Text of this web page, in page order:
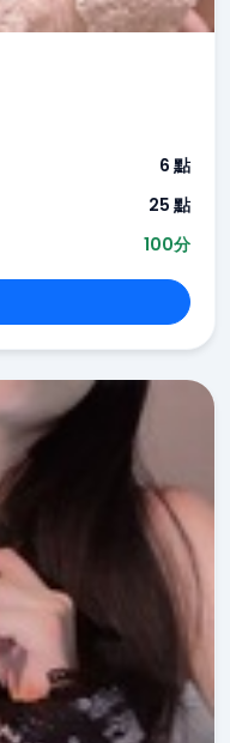
6 點
25 點
100分